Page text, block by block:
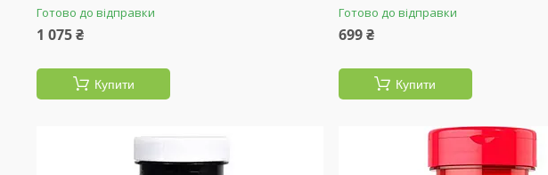
Готово до відправки
1 075 ₴
Купити
Готово до відправки
699 ₴
Купити